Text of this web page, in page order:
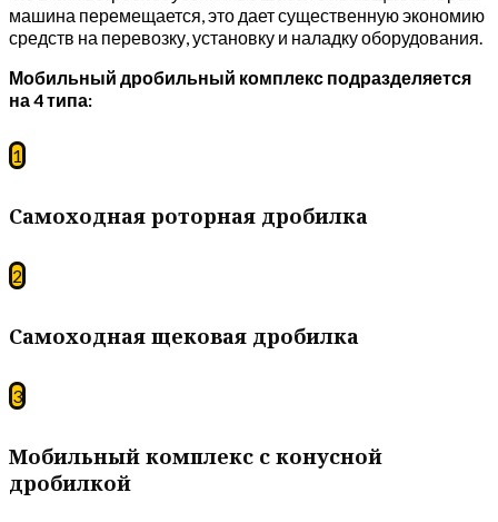
машина перемещается, это дает существенную экономию
средств на перевозку, установку и наладку оборудования.
Мобильный дробильный комплекс подразделяется
на 4 типа:
1
Самоходная роторная дробилка
2
Самоходная щековая дробилка
3
Мобильный комплекс с конусной
дробилкой